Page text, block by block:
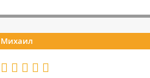
Михаил